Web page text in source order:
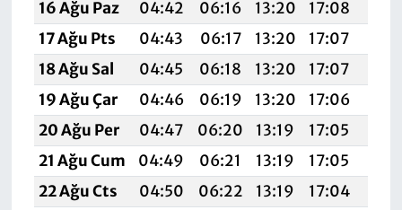
16 Ağu Paz
04:42 06:16 13:20 17:08
17 Ağu Pts
04:43 06:17 13:20 17:07
18 Ağu Sal
04:45 06:18 13:20 17:07
19 Ağu Çar
04:46 06:19 13:20 17:06
20 Ağu Per
04:47 06:20 13:19 17:05
21 Ağu Cum
04:49 06:21 13:19 17:05
22 Ağu Cts
04:50 06:22 13:19 17:04